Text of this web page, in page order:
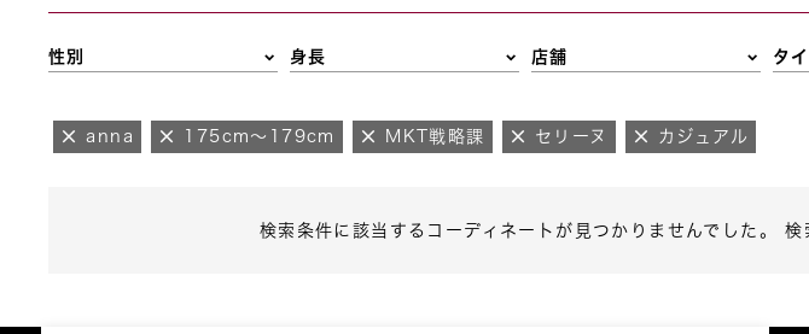
性別 身長 店舗 タ
anna 175cm～179cm MKT戦略課 セリーヌ カジュアル
検索条件に該当するコーディネートが見つかりませんでした。 検